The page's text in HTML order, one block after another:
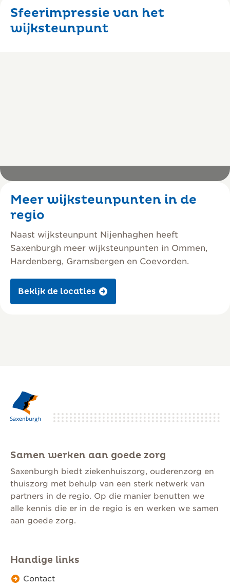
Sfeerimpressie van het
wijksteunpunt
Open fotoalbum
3 foto’s
Meer wijksteunpunten in de
regio
Naast wijksteunpunt Nijenhaghen heeft
Saxenburgh meer wijksteunpunten in Ommen,
Hardenberg, Gramsbergen en Coevorden.
Bekijk de locaties
Samen werken aan goede zorg
Saxenburgh biedt ziekenhuiszorg, ouderenzorg en
thuiszorg met behulp van een sterk netwerk van
partners in de regio. Op die manier benutten we
alle kennis die er in de regio is en werken we samen
aan goede zorg.
Handige links
Contact